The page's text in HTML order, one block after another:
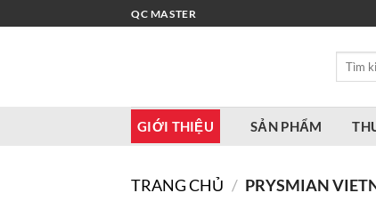
qua
QC MASTER
Tìm
GIỚI THIỆU SẢN PHẨM
TRANG CHỦ / PRYSMIAN